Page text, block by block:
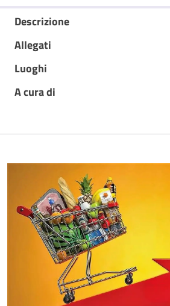
Descrizione
Allegati
Luoghi
A cura di